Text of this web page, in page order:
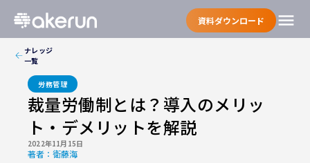
資料ダウンロード menu
ナレッジ
一覧
労務管理
裁量労働制とは？導入のメリッ
ト・デメリットを解説
2022年11月15日
著者： 衛藤海